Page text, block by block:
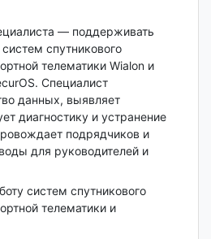
— поддерживать
спутникового
телематики Wialon и
Специалист
данных, выявляет
диагностику и устранение
подрядчиков и
для руководителей и
систем спутникового
телематики и